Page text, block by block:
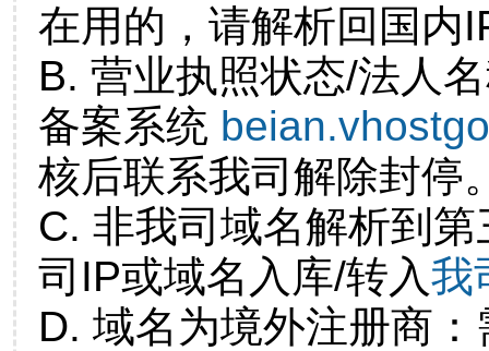
在用的，请解析回国内
B. 营业执照状态/法人
备案系统
核后联系我司解除封停
C. 非我司域名解析到
司IP或域名入库/转入我
D. 域名为境外注册商